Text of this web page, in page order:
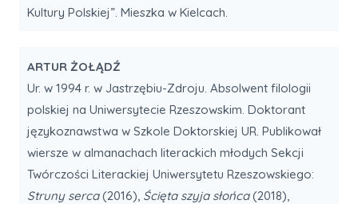
Kultury Polskiej”. Mieszka w Kielcach.
ARTUR ŻOŁĄDŹ
Ur. w 1994 r. w Jastrzębiu-Zdroju. Absolwent filologii
polskiej na Uniwersytecie Rzeszowskim. Doktorant
językoznawstwa w Szkole Doktorskiej UR. Publikował
wiersze w almanachach literackich młodych Sekcji
Twórczości Literackiej Uniwersytetu Rzeszowskiego:
Struny serca(2016), Ścięta szyja słońca(2018),